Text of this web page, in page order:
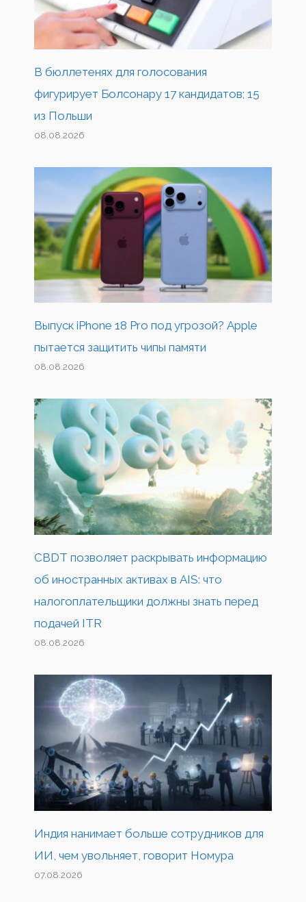
В бюллетенях для голосования
фигурирует Болсонару 17 кандидатов; 15
из Польши
08.08.2026
Выпуск iPhone 18 Pro под угрозой? Apple
пытается защитить чипы памяти
08.08.2026
CBDT позволяет раскрывать информацию
об иностранных активах в AIS: что
налогоплательщики должны знать перед
подачей ITR
08.08.2026
Индия нанимает больше сотрудников для
ИИ, чем увольняет, говорит Номура
07.08.2026